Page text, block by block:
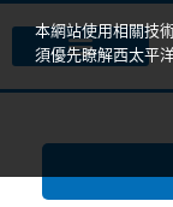
本網站使用相關技
須優先瞭解西太平